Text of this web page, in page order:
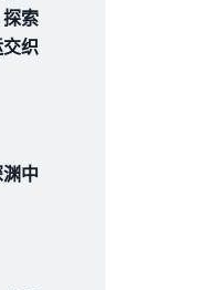
探索
织
中